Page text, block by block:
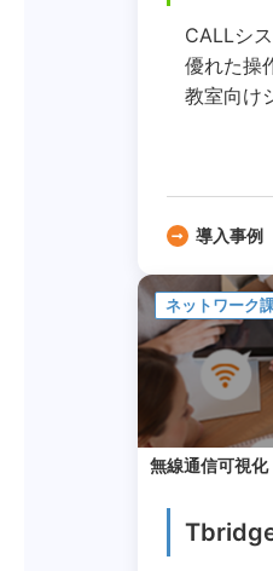
CALLシ
優れた操
教室向け
導入事例
ネットワーク
無線通信可視